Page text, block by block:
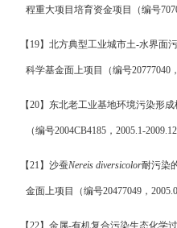
程重大项目培育资金项目 （编号
【 19】 北方典型工业城市土-水界面
科学基金面上项目 （编号20777040，
【20】 东北老工业基地环境污染形
（编号2004CB4185， 2005.1-2009.12
【21 】 沙蚕Nereis diversicolor耐污染
金面上项目（编号20477049，
【22】 金属-有机复合污染生态化学